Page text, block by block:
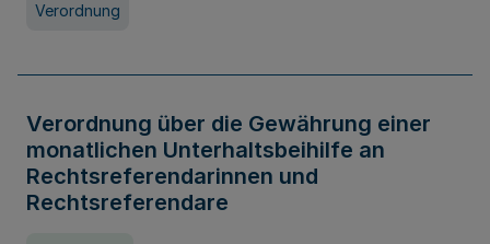
Verordnung
Verordnung über die Gewährung einer
monatlichen Unterhaltsbeihilfe an
Rechtsreferendarinnen und
Rechtsreferendare